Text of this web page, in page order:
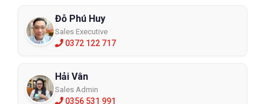
Đỗ Phú Huy
Sales Executive
0372 122 717
Hải Vân
Sales Admin
0356 531 991